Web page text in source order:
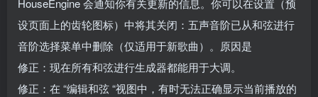
HouseEngine 会通知你有关更新的信息。你可以在设置（预
设页面上的齿轮图标）中将其关闭：五声音阶已从和弦进行
音阶选择菜单中删除（仅适用于新歌曲）。原因是
修正：现在所有和弦进行生成器都能用于大调。
修正：在 “编辑和弦 “视图中，有时无法正确显示当前播放的